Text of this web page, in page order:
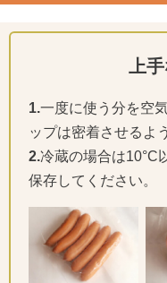
上
1.一度に使う分を空
ップは密着させるよ
2.冷蔵の場合は10°C
保存してください。